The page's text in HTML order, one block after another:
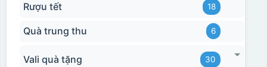
Rượu tết 18
Quà trung thu 6
Vali quà tặng 30